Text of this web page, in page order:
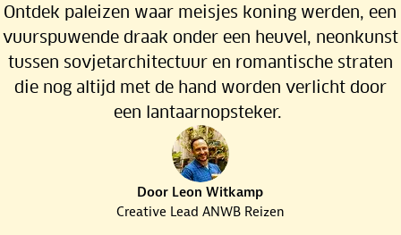
Rubriek:
EN GAAN
Topbestemming
Ontdek paleizen waar meisjes koning werden, een
vuurspuwende draak onder een heuvel, neonkunst
tussen sovjetarchitectuur en romantische straten
die nog altijd met de hand worden verlicht door
een lantaarnopsteker.
Door Leon Witkamp
Creative Lead ANWB Reizen